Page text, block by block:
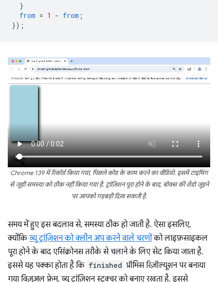
}
from = 1 - from ;
});
Chrome 139 में रिकॉर्ड किया गया, पिछले कोड के काम करने का वीडियो. इसमें टाइमिंग
से जुड़ी समस्या को ठीक नहीं किया गया है. ट्रांज़िशन पूरा होने के बाद, बॉक्स की शैडो जुड़ने
पर आपको गड़बड़ी दिख सकती है.
समय में हुए इस बदलाव से, समस्या ठीक हो जाती है. ऐसा इसलिए,
क्योंकिव्यू ट्रांज़िशन को क्लीन अप करने वाले चरणोंको लाइफ़साइकल
पूरा होने के बाद एसिंक्रोनस तरीके से चलाने के लिए सेट किया जाता है.
इससे यह पक्का होता है कि finished प्रॉमिस रिज़ॉल्यूशन पर बनाया
गया विज़ुअल फ़्रेम, व्यू ट्रांज़िशन स्ट्रक्चर को बनाए रखता है. इससे